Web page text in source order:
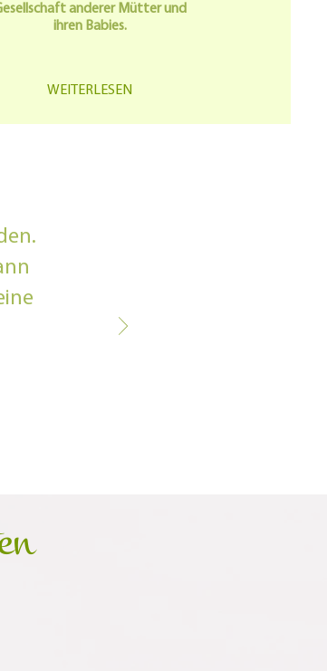
anderer Mütter und
ihren Babies.
WEITERLESEN